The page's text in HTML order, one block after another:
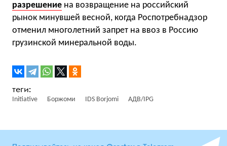
разрешение на возвращение на российский
рынок минувшей весной, когда Роспотребнадзор
отменил многолетний запрет на ввоз в Россию
грузинской минеральной воды.
Initiative Боржоми IDS Borjomi АДВ/IPG